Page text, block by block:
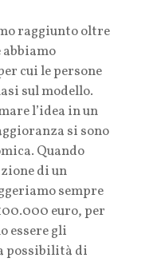
raggiunto oltre
cui le persone
sul modello.
l’idea in un
si sono
Quando
di un
sempre
euro, per
essere gli
possibilità di